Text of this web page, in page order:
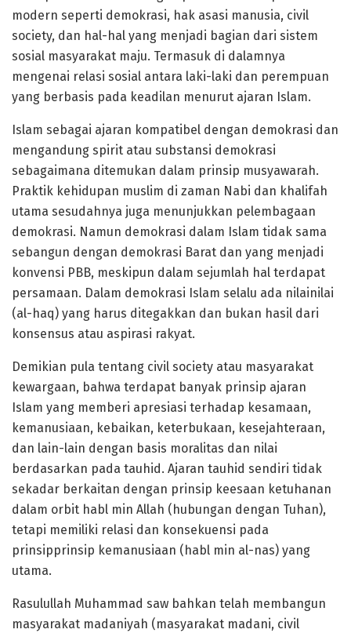
modern seperti demokrasi, hak asasi manusia, civil
society, dan hal-hal yang menjadi bagian dari sistem
sosial masyarakat maju. Termasuk di dalamnya
mengenai relasi sosial antara laki-laki dan perempuan
yang berbasis pada keadilan menurut ajaran Islam.
Islam sebagai ajaran kompatibel dengan demokrasi dan
mengandung spirit atau substansi demokrasi
sebagaimana ditemukan dalam prinsip musyawarah.
Praktik kehidupan muslim di zaman Nabi dan khalifah
utama sesudahnya juga menunjukkan pelembagaan
demokrasi. Namun demokrasi dalam Islam tidak sama
sebangun dengan demokrasi Barat dan yang menjadi
konvensi PBB, meskipun dalam sejumlah hal terdapat
persamaan. Dalam demokrasi Islam selalu ada nilainilai
(al-haq) yang harus ditegakkan dan bukan hasil dari
konsensus atau aspirasi rakyat.
Demikian pula tentang civil society atau masyarakat
kewargaan, bahwa terdapat banyak prinsip ajaran
Islam yang memberi apresiasi terhadap kesamaan,
kemanusiaan, kebaikan, keterbukaan, kesejahteraan,
dan lain-lain dengan basis moralitas dan nilai
berdasarkan pada tauhid. Ajaran tauhid sendiri tidak
sekadar berkaitan dengan prinsip keesaan ketuhanan
dalam orbit habl min Allah (hubungan dengan Tuhan),
tetapi memiliki relasi dan konsekuensi pada
prinsipprinsip kemanusiaan (habl min al-nas) yang
utama.
Rasulullah Muhammad saw bahkan telah membangun
masyarakat madaniyah (masyarakat madani, civil